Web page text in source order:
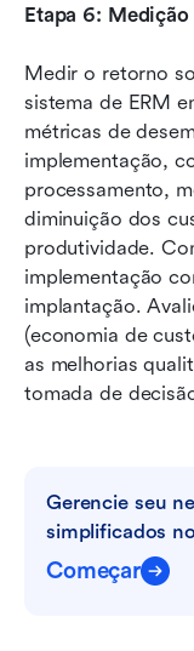
Etapa 6: Medição
Medir o retorno
sistema de ERM
métricas de
implementação,
processamento,
diminuição dos
produtividade.
implementação
implantação.
(economia de
as melhorias
tomada de
Gerencie seu
simplificados
Começar